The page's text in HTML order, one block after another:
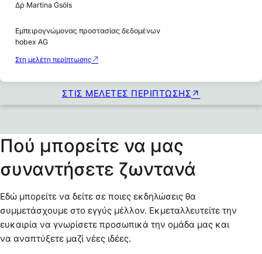
Δρ Martina Gsöls
Εμπειρογνώμονας προστασίας δεδομένων
hobex AG
Στη μελέτη περίπτωσης
ΣΤΙΣ ΜΕΛΈΤΕΣ ΠΕΡΊΠΤΩΣΗΣ
Πού μπορείτε να μας
συναντήσετε ζωντανά
Εδώ μπορείτε να δείτε σε ποιες εκδηλώσεις θα
συμμετάσχουμε στο εγγύς μέλλον. Εκμεταλλευτείτε την
ευκαιρία να γνωρίσετε προσωπικά την ομάδα μας και
να αναπτύξετε μαζί νέες ιδέες.